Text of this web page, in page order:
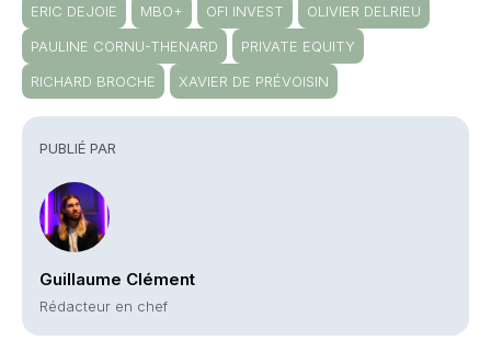
PUBLIÉ PAR
Guillaume Clément
Rédacteur en chef
ERIC DEJOIE MBO+ OFI INVEST
OLIVIER DELRIEU
PAULINE CORNU-THENARD
PRIVATE EQUITY
RICHARD BROCHE
XAVIER DE PRÉVOISIN